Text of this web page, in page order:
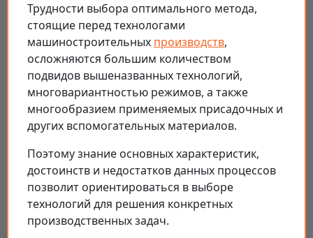
Трудности выбора оптимального метода,
стоящие перед технологами
машиностроительных производств,
осложняются большим количеством
подвидов вышеназванных технологий,
многовариантностью режимов, а также
многообразием применяемых присадочных и
других вспомогательных материалов.
Поэтому знание основных характеристик,
достоинств и недостатков данных процессов
позволит ориентироваться в выборе
технологий для решения конкретных
производственных задач.